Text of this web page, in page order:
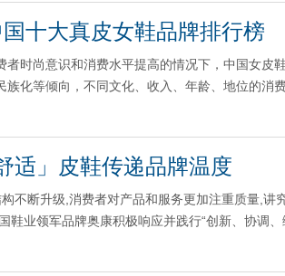
十大真皮女鞋品牌排行榜
时尚意识和消费水平提高的情况下，中国女皮
化等倾向，不同文化、收入、年龄、地位的消
适」皮鞋传递品牌温度
不断升级,消费者对产品和服务更加注重质量,讲
鞋业领军品牌奥康积极响应并践行“创新、协调